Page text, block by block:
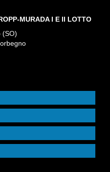
MURADA I E II LOTTO
(SO)